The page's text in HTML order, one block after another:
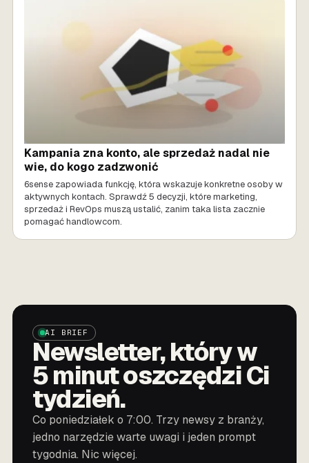
Kampania zna konto, ale sprzedaż nadal nie
wie, do kogo zadzwonić
6sense zapowiada funkcję, która wskazuje konkretne osoby w
aktywnych kontach. Sprawdź 5 decyzji, które marketing,
sprzedaż i RevOps muszą ustalić, zanim taka lista zacznie
pomagać handlowcom.
AI BRIEF
Newsletter, który w
5 minut oszczędzi Ci
tydzień.
Co poniedziałek o 7:00. Trzy newsy z branży,
jedno narzędzie warte uwagi i jeden prompt
tygodnia. Nic więcej.